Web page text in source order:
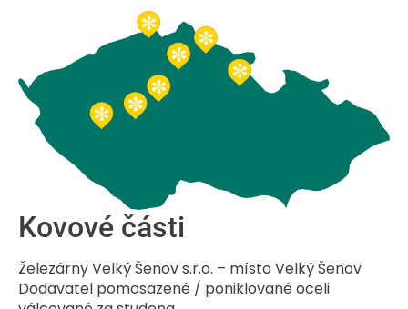
Kovové části
Železárny Velký Šenov s.r.o. – místo Velký Šenov
Dodavatel pomosazené / poniklované oceli